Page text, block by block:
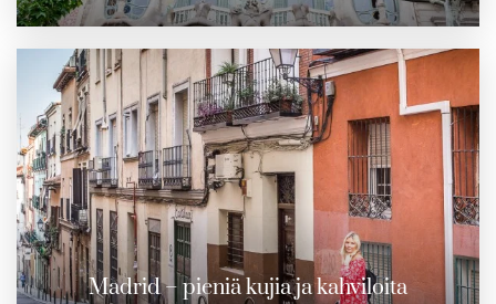
Madrid – pieniä kujia ja kahviloita